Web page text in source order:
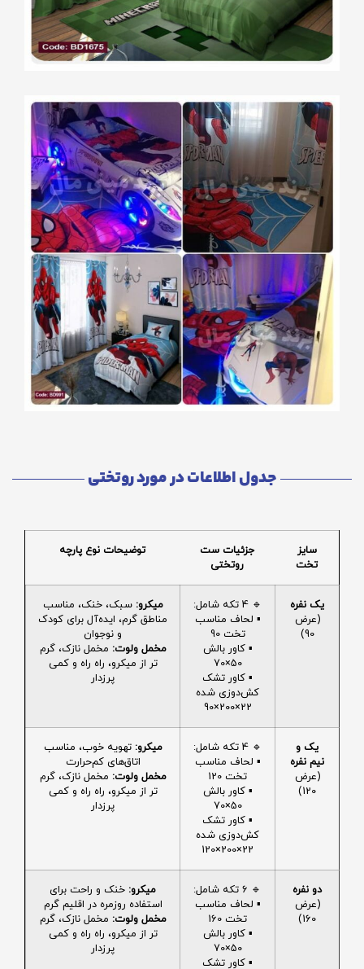
جدول اطلاعات در مورد روتختی
سایز
تخت
جزئیات ست
روتختی
توضیحات نوع پارچه
یک نفره
(عرض
90)
🔹 4 تکه شامل:
▪️ لحاف مناسب
تخت 90
▪️ کاور بالش
50×70
▪️ کاور تشک
کش‌دوزی شده
22×200×90
میکرو: سبک، خنک، مناسب
مناطق گرم، ایده‌آل برای کودک
و نوجوان
مخمل ولوت: مخمل نازک، گرم
تر از میکرو، راه راه و کمی
پرزدار
یک و
نیم نفره
(عرض
120)
🔹 4 تکه شامل:
▪️ لحاف مناسب
تخت 120
▪️ کاور بالش
50×70
▪️ کاور تشک
کش‌دوزی شده
22×200×120
میکرو: تهویه خوب، مناسب
اتاق‌های کم‌حرارت
مخمل ولوت: مخمل نازک، گرم
تر از میکرو، راه راه و کمی
پرزدار
دو نفره
(عرض
160)
🔹 6 تکه شامل:
▪️ لحاف مناسب
تخت 160
▪️ کاور بالش
50×70
▪️ کاور تشک
میکرو: خنک و راحت برای
استفاده روزمره در اقلیم گرم
مخمل ولوت: مخمل نازک، گرم
تر از میکرو، راه راه و کمی
پرزدار